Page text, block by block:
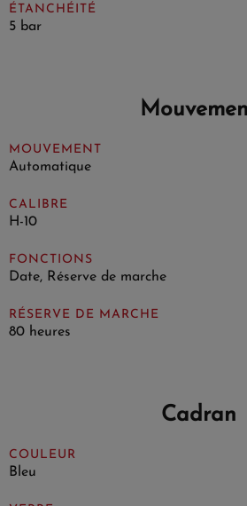
ÉTANCHÉITÉ
5 bar
MOUVEMENT
Automatique
CALIBRE
H-10
FONCTIONS
Date, Réserve de marche
RÉSERVE DE MARCHE
80 heures
Cadran
COULEUR
Bleu